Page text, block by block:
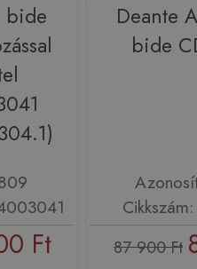
bide
Ft
Deante
bide
87 900 Ft